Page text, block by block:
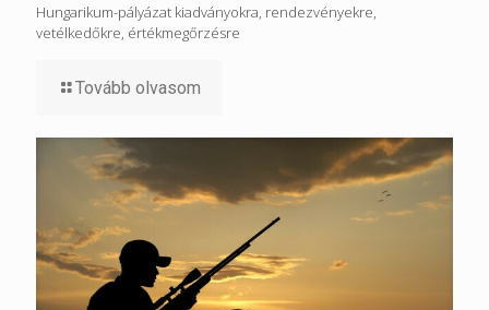
Hungarikum-pályázat kiadványokra, rendezvényekre,
vetélkedőkre, értékmegőrzésre
Tovább olvasom